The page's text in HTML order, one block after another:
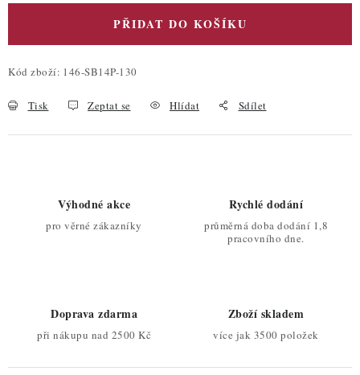
PŘIDAT DO KOŠÍKU
Kód zboží: 146-SB14P-130
Tisk Zeptat se Hlídat Sdílet
Výhodné akce
pro věrné zákazníky
Rychlé dodání
průměrná doba dodání 1,8
pracovního dne.
Doprava zdarma
při nákupu nad 2500 Kč
Zboží skladem
více jak 3500 položek